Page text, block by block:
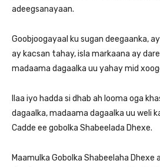
adeegsanayaan.
Goobjoogayaal ku sugan deegaanka,
ay kacsan tahay, isla markaana ay
madaama dagaalka uu yahay mid
Ilaa iyo hadda si dhab ah looma oga
dagaalka, madaama dagaalka uu weli
Cadde ee gobolka Shabeelada Dhexe.
Maamulka Gobolka Shabeelaha Dhexe